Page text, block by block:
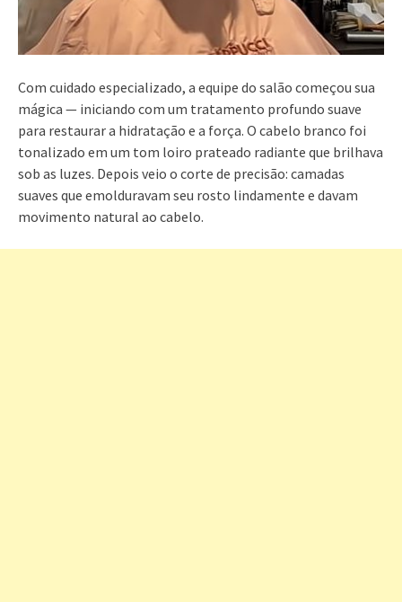
Com cuidado especializado, a equipe do salão começou sua
mágica — iniciando com um tratamento profundo suave
para restaurar a hidratação e a força. O cabelo branco foi
tonalizado em um tom loiro prateado radiante que brilhava
sob as luzes. Depois veio o corte de precisão: camadas
suaves que emolduravam seu rosto lindamente e davam
movimento natural ao cabelo.